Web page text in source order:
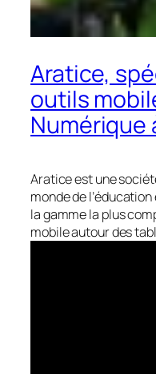
Aratice,
outils
Numérique
Aratice est une
monde de
la gamme la plus
mobile autour des